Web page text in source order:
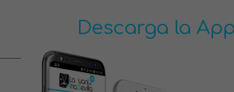
Descarga la App